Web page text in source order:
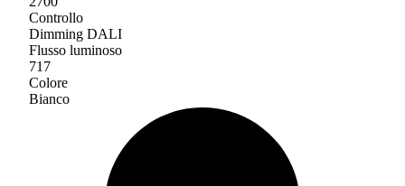
Controllo
Dimming DALI
Flusso luminoso
717
Colore
Bianco